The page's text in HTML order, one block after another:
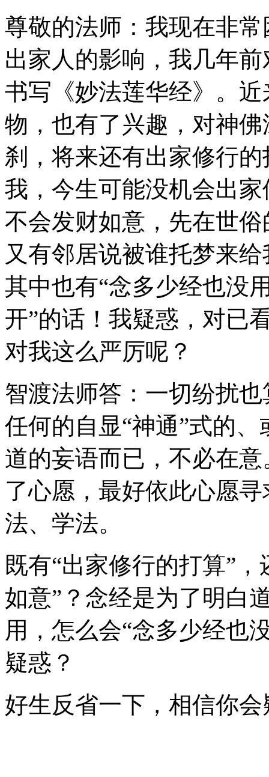
尊敬的法师：我现在非
出家人的影响，我几年
书写《妙法莲华经》。
物，也有了兴趣，对神
刹，将来还有出家修行
我，今生可能没机会出
不会发财如意，先在世
又有邻居说被谁托梦来
其中也有“念多少经也没
开”的话！我疑惑，对已
对我这么严厉呢？
智渡法师答：一切纷扰
任何的自显“神通”式的
道的妄语而已，不必在
了心愿，最好依此心愿
法、学法。
既有“出家修行的打算”
如意”？念经是为了明白
用，怎么会“念多少经也
疑惑？
好生反省一下，相信你